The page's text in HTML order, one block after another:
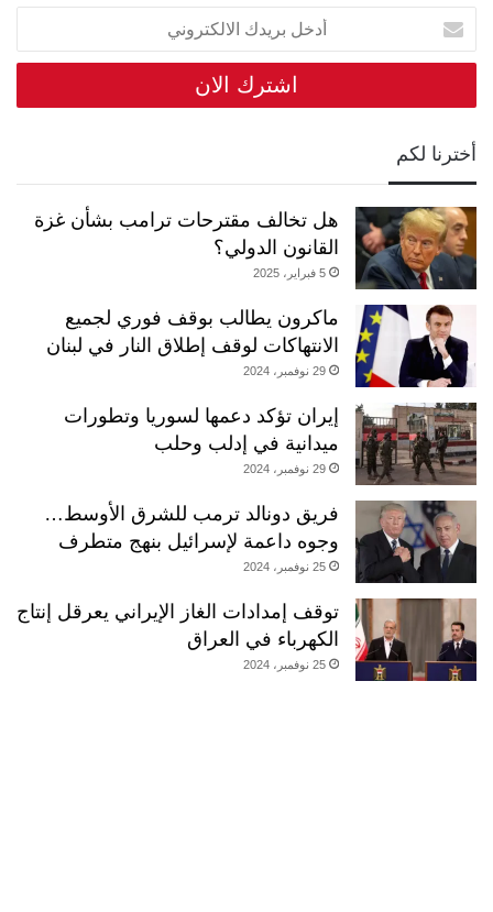
خ
ب
ي
د
ك
ا
ل
ر
و
ن
ي
أخترنا لكم
هل تخالف مقترحات ترامب بشأن غزة
القانون الدولي؟
5 فبراير، 2025
ماكرون يطالب بوقف فوري لجميع
الانتهاكات لوقف إطلاق النار في لبنان
29 نوفمبر، 2024
إيران تؤكد دعمها لسوريا وتطورات
ميدانية في إدلب وحلب
29 نوفمبر، 2024
فريق دونالد ترمب للشرق الأوسط…
وجوه داعمة لإسرائيل بنهج متطرف
25 نوفمبر، 2024
توقف إمدادات الغاز الإيراني يعرقل إنتاج
الكهرباء في العراق
25 نوفمبر، 2024